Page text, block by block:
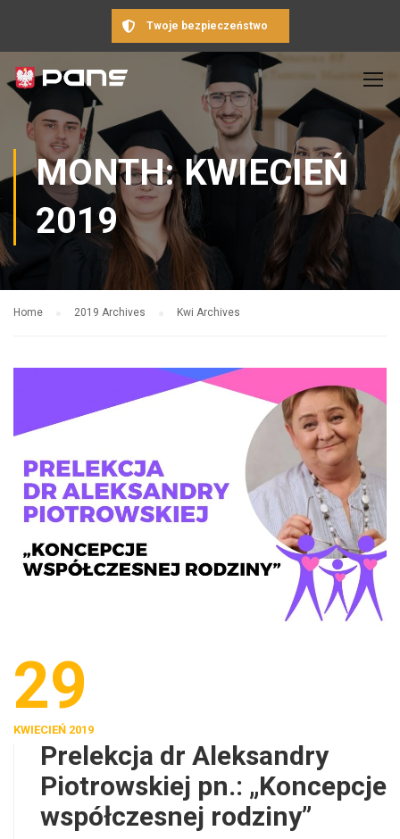
Twoje bezpieczeństwo
MONTH: KWIECIEŃ
2019
Home 2019 Archives Kwi Archives
29
KWIECIEŃ 2019
Prelekcja dr Aleksandry
Piotrowskiej pn.: „Koncepcje
współczesnej rodziny”